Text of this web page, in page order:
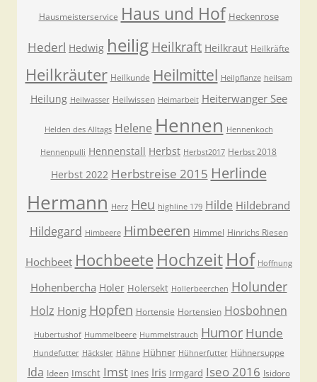
Hausmeisterservice Haus und Hof Heckenrose
Hederl Hedwig heilig Heilkraft Heilkraut Heilkräfte
Heilkräuter Heilkunde Heilmittel Heilpflanze heilsam
Heilung Heilwasser Heilwissen Heimarbeit Heiterwanger See
Helden des Alltags Helene Hennen Hennenkoch
Hennenpulli Hennenstall Herbst Herbst2017 Herbst 2018
Herbst 2022 Herbstreise 2015 Herlinde
Hermann Herz Heu highline 179 Hilde Hildebrand
Hildegard Himbeere Himbeeren Himmel Hinrichs Riesen
Hochbeet Hochbeete Hochzeit Hof Hoffnung
Hohenbercha Holer Holersekt Hollerbeerchen Holunder
Holz Honig Hopfen Hortensie Hortensien Hosbohnen
Hubertushof Hummelbeere Hummelstrauch Humor Hunde
Hundefutter Häcksler Hähne Hühner Hühnerfutter Hühnersuppe
Ida Ideen Imscht Imst Ines Iris Irmgard Iseo 2016 Isidoro